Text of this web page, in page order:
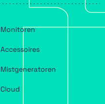
Monitoren
Accessoires
Mistgeneratoren
Cloud